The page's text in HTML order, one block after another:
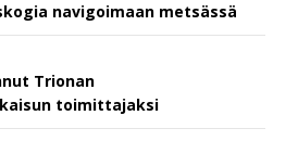
navigoimaan metsässä
Trionan
toimittajaksi